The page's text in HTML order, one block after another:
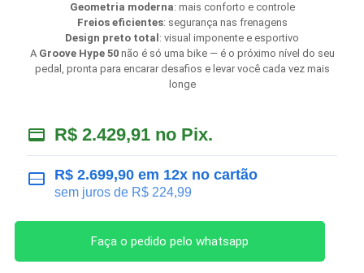
Geometria moderna: mais conforto e controle
Freios eficientes: segurança nas frenagens
Design preto total : visual imponente e esportivo
A Groove Hype 50não é só uma bike — é o próximo nível do seu
pedal, pronta para encarar desafios e levar você cada vez mais
longe
R$ 2.429,91 no Pix.
R$ 2.699,90 em 12x no cartão
sem juros de R$ 224,99
Faça o pedido pelo whatsapp